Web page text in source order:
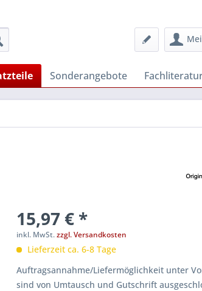
Sonderangebote
15,97 € *
inkl. MwSt.zzgl. Versandkosten
Lieferzeit ca. 6-8 Tage
Auftragsannahme/Liefermöglichkeit unter
sind von Umtausch und Gutschrift